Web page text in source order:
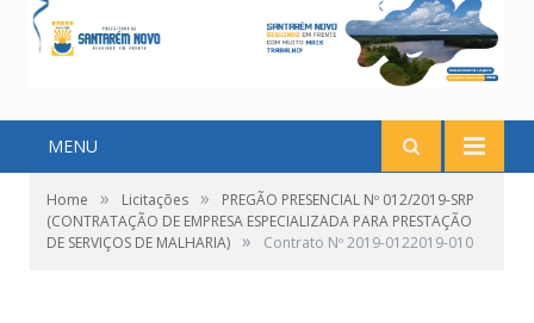
MENU
Home » Licitações »
PREGÃO PRESENCIAL Nº 012/2019-SRP
(CONTRATAÇÃO DE EMPRESA ESPECIALIZADA PARA PRESTAÇÃO
DE SERVIÇOS DE MALHARIA) » Contrato Nº 2019-0122019-010